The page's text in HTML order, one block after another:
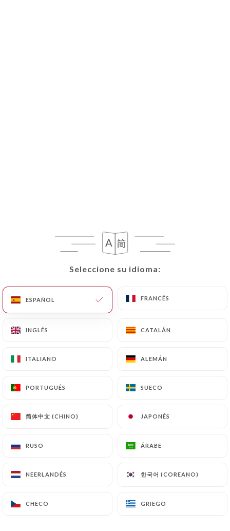
Seleccione su idioma:
ESPAÑOL FRANCÉS
INGLÉS CATALÁN
ITALIANO ALEMÁN
PORTUGUÉS SUECO
简体中文 (CHINO) JAPONÉS
RUSO ÁRABE
NEERLANDÉS 한국어 (COREANO)
CHECO GRIEGO
Raj Gambas Tandoori
Seleccione su idioma:
ESPAÑOL FRANCÉS
INGLÉS CATALÁN
ITALIANO ALEMÁN
PORTUGUÉS SUECO
简体中文 (CHINO) JAPONÉS
RUSO ÁRABE
NEERLANDÉS 한국어 (COREANO)
CHECO GRIEGO